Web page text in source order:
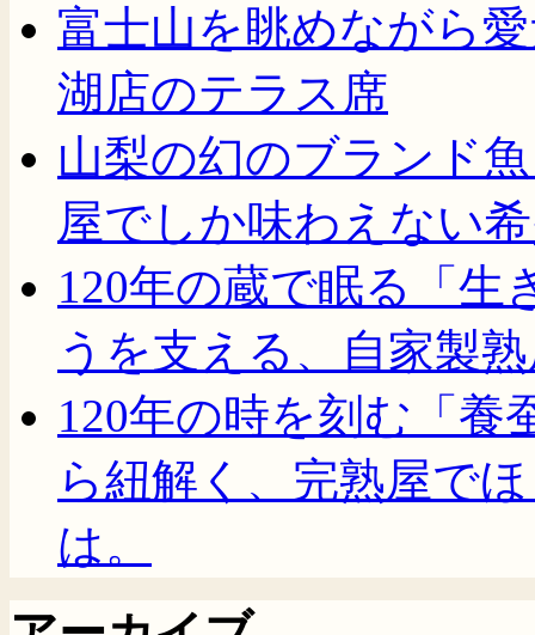
富士山を眺めながら
湖店のテラス席
山梨の幻のブランド
屋でしか味わえない
120年の蔵で眠る「生
うを支える、自家製
120年の時を刻む「養
ら紐解く、完熟屋で
は。